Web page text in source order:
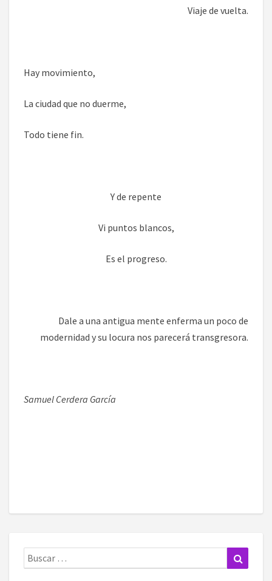
Viaje de vuelta.
Hay movimiento,
La ciudad que no duerme,
Todo tiene fin.
Y de repente
Vi puntos blancos,
Es el progreso.
Dale a una antigua mente enferma un poco de
modernidad y su locura nos parecerá transgresora.
Samuel Cerdera García
Buscar: